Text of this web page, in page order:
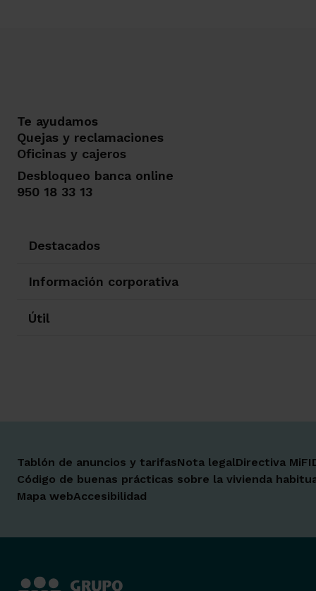
Te ayudamos
Quejas y reclamaciones
Oficinas y cajeros
Desbloqueo banca online
950 18 33 13
Destacados
Información corporativa
Útil
Tablón de anuncios y tarifasNota legalDirectiva
Código de buenas prácticas sobre la vivienda
Mapa webAccesibilidad